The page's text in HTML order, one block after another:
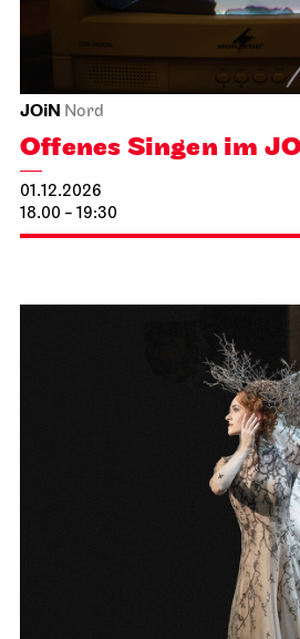
Schauspiel StuttgartFoyer
Autor*innenmatinee
15.11.2026
11:00
Guten Morgen,